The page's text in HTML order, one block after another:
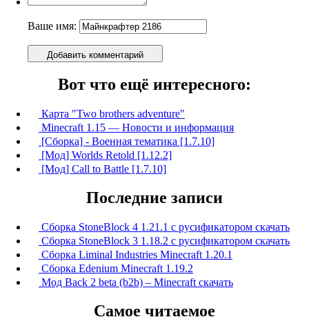
Ваше имя:
Добавить комментарий
Вот что ещё интересного:
Карта "Two brothers adventure"
Minecraft 1.15 — Новости и информация
[Сборка] - Военная тематика [1.7.10]
[Мод] Worlds Retold [1.12.2]
[Мод] Call to Battle [1.7.10]
Последние записи
Сборка StoneBlock 4 1.21.1 с русификатором скачать
Сборка StoneBlock 3 1.18.2 с русификатором скачать
Сборка Liminal Industries Minecraft 1.20.1
Сборка Edenium Minecraft 1.19.2
Мод Back 2 beta (b2b) – Minecraft скачать
Самое читаемое